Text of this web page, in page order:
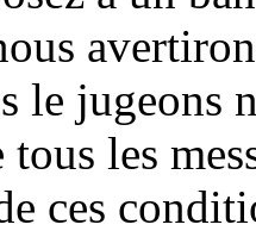
le jugeons
tous les
ces